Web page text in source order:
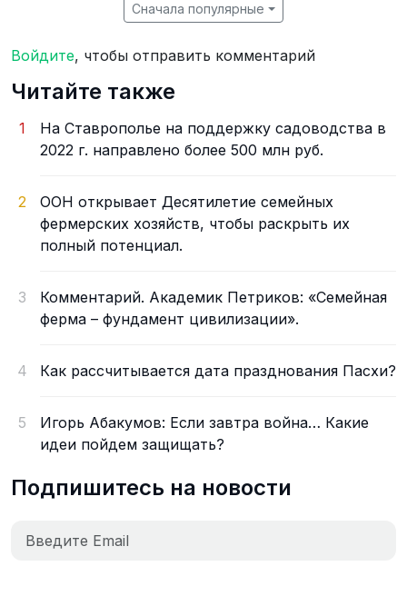
Сначала популярные
Войдите, чтобы отправить комментарий
Читайте также
1
На Ставрополье на поддержку садоводства в
2022 г. направлено более 500 млн руб.
2
ООН открывает Десятилетие семейных
фермерских хозяйств, чтобы раскрыть их
полный потенциал.
3
Комментарий. Академик Петриков: «Семейная
ферма – фундамент цивилизации».
4 Как рассчитывается дата празднования Пасхи?
5
Игорь Абакумов: Если завтра война… Какие
идеи пойдем защищать?
Подпишитесь на новости